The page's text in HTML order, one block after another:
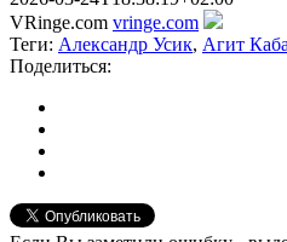
VRinge.com vringe.com
Теги: Александр Усик, Агит
Поделиться: